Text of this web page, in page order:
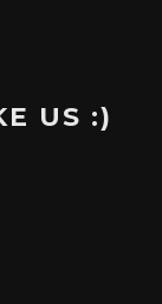
US :)